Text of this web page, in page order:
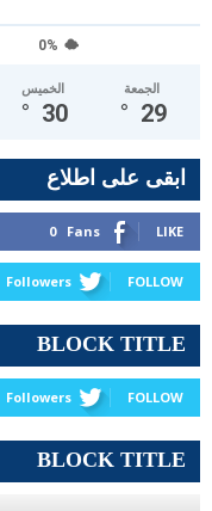
0%
الخميس
30
°
الجمعة
29
°
ابقى على اطلاع
0 Fans LIKE
Followers FOLLOW
BLOCK TITLE
Followers FOLLOW
BLOCK TITLE